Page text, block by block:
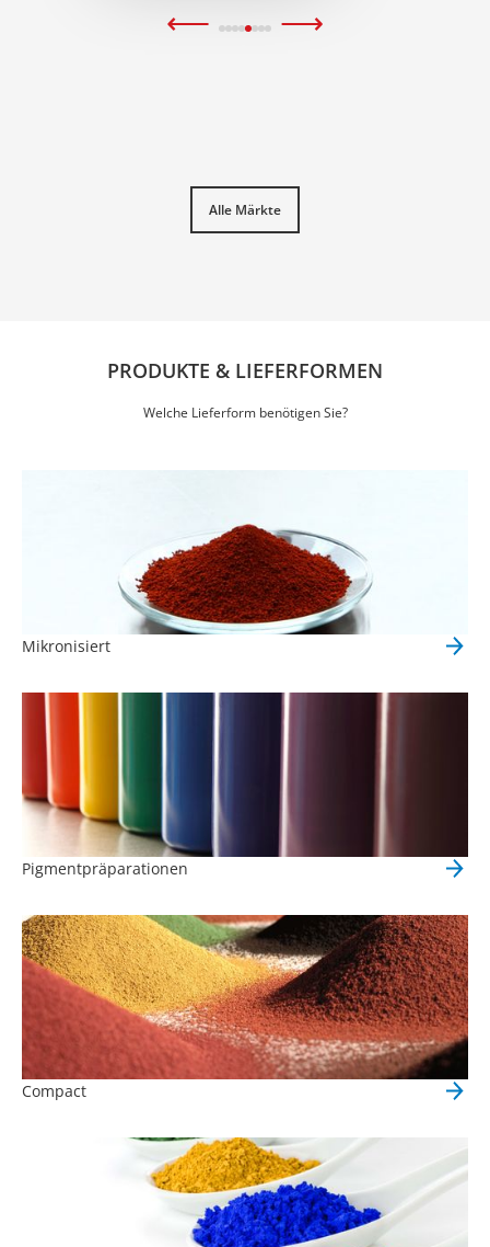
⟵ ⟶
Alle Märkte
PRODUKTE & LIEFERFORMEN
Welche Lieferform benötigen Sie?
Mikronisiert
Pigmentpräparationen
Compact